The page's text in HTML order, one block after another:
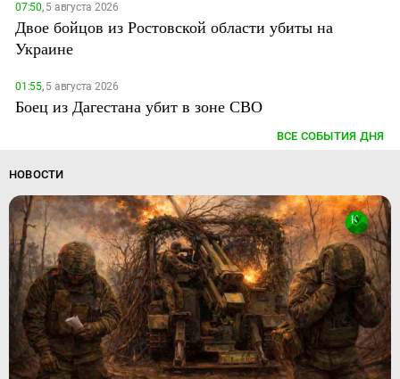
07:50,5 августа 2026
Двое бойцов из Ростовской области убиты на
Украине
01:55,5 августа 2026
Боец из Дагестана убит в зоне СВО
ВСЕ СОБЫТИЯ ДНЯ
НОВОСТИ